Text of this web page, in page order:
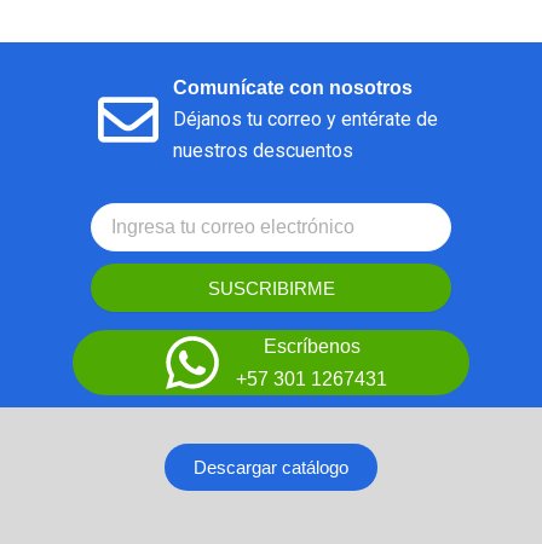
Comunícate con nosotros
Déjanos tu correo y entérate de
nuestros descuentos
SUSCRIBIRME
Escríbenos
+57 301 1267431
Descargar catálogo